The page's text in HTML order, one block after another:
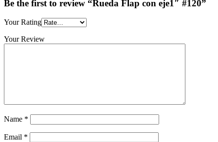
Be the first to review “Rueda Flap con eje1″ #120”
Your Rating
Your Review
Name *
Email *